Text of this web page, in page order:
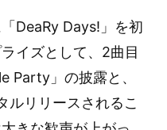
DeaRy Days!」を初
イズとして、2曲目
Party」の披露と、
ルリリースされるこ